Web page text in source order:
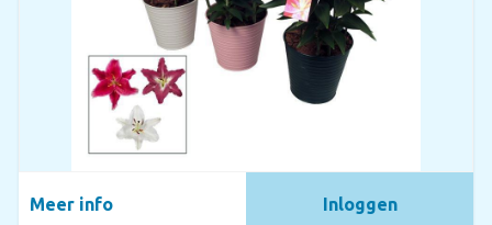
Meer info Inloggen